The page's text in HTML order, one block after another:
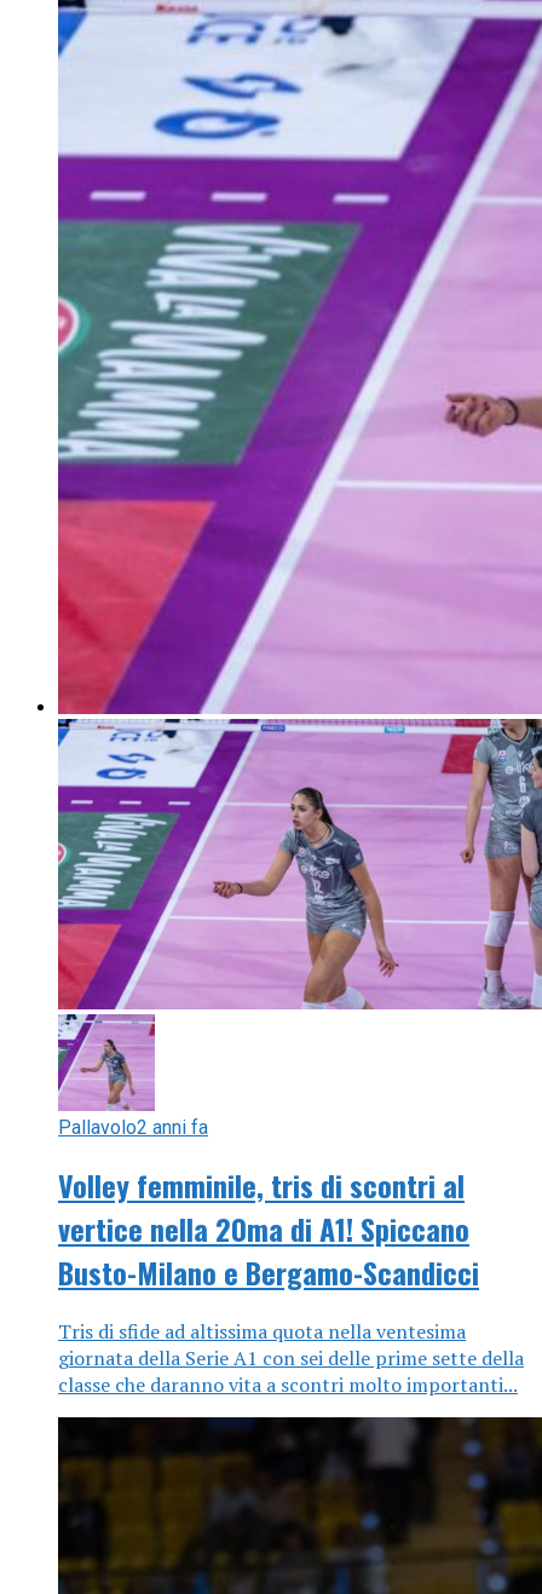
Pallavolo2 anni fa
Volley femminile, tris di scontri al
vertice nella 20ma di A1! Spiccano
Busto-Milano e Bergamo-Scandicci
Tris di sfide ad altissima quota nella ventesima
giornata della Serie A1 con sei delle prime sette della
classe che daranno vita a scontri molto importanti...